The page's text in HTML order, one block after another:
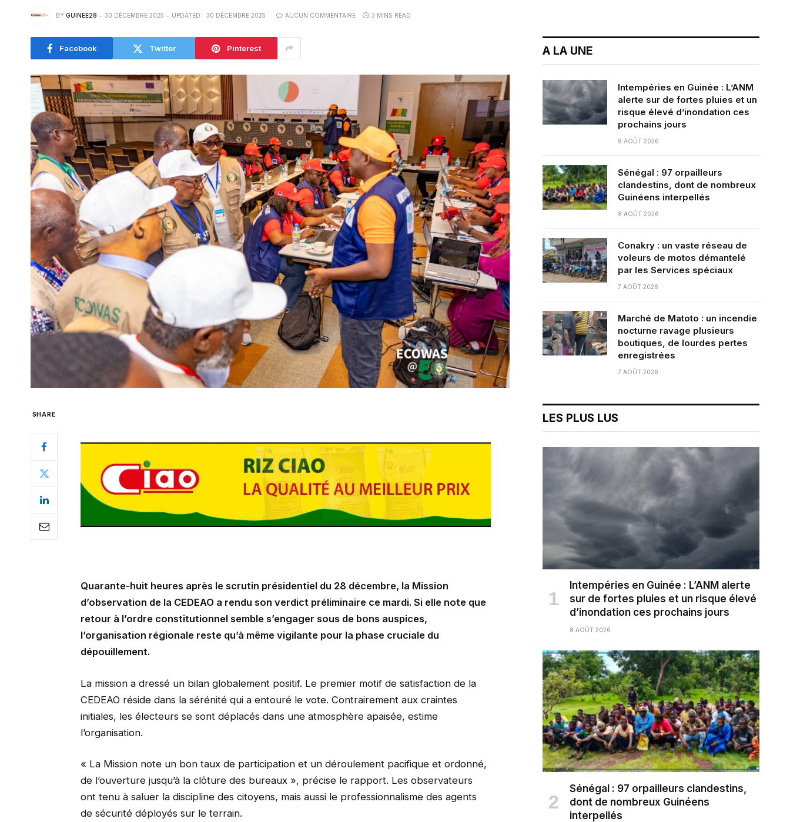
BY GUINEE28 30 DÉCEMBRE 2025 UPDATED: 30 DÉCEMBRE 2025 AUCUN COMMENTAIRE 3 MINS READ
Facebook Twitter Pinterest
SHARE
Quarante-huit heures après le scrutin présidentiel du 28 décembre, la Mission
d’observation de la CEDEAO a rendu son verdict préliminaire ce mardi. Si elle note que
retour à l’ordre constitutionnel semble s’engager sous de bons auspices,
l’organisation régionale reste qu’à même vigilante pour la phase cruciale du
dépouillement.
La mission a dressé un bilan globalement positif. Le premier motif de satisfaction de la
CEDEAO réside dans la sérénité qui a entouré le vote. Contrairement aux craintes
initiales, les électeurs se sont déplacés dans une atmosphère apaisée, estime
l’organisation.
« La Mission note un bon taux de participation et un déroulement pacifique et ordonné,
de l’ouverture jusqu’à la clôture des bureaux », précise le rapport. Les observateurs
ont tenu à saluer la discipline des citoyens, mais aussi le professionnalisme des agents
de sécurité déployés sur le terrain.
A LA UNE
Intempéries en Guinée : L’ANM
alerte sur de fortes pluies et un
risque élevé d’inondation ces
prochains jours
8 AOÛT 2026
Sénégal : 97 orpailleurs
clandestins, dont de nombreux
Guinéens interpellés
8 AOÛT 2026
Conakry : un vaste réseau de
voleurs de motos démantelé
par les Services spéciaux
7 AOÛT 2026
Marché de Matoto : un incendie
nocturne ravage plusieurs
boutiques, de lourdes pertes
enregistrées
7 AOÛT 2026
LES PLUS LUS
Intempéries en Guinée : L’ANM alerte
sur de fortes pluies et un risque élevé
d’inondation ces prochains jours
8 AOÛT 2026
Sénégal : 97 orpailleurs clandestins,
dont de nombreux Guinéens
interpellés